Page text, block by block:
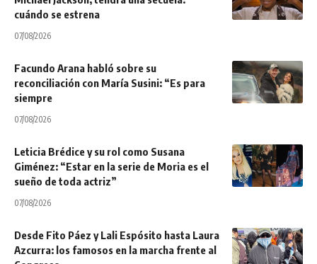
cuándo se estrena
07/08/2026
Facundo Arana habló sobre su
reconciliación con María Susini: “Es para
siempre
07/08/2026
Leticia Brédice y su rol como Susana
Giménez: “Estar en la serie de Moria es el
sueño de toda actriz”
07/08/2026
Desde Fito Páez y Lali Espósito hasta Laura
Azcurra: los famosos en la marcha frente al